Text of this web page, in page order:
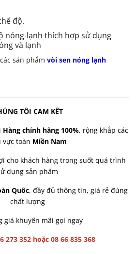
độ.
nóng-lạnh thích hợp sử dụng
và lạnh
sản phẩm vòi sen nóng lạnh
TÔI CAM KẾT
Hàng chính hãng 100%, rộng khắp các
vực toàn Miền Nam
cho khách hàng trong suốt quá trình
dụng sản phẩm
Quốc, đầy đủ thông tin, giá rẻ đúng
chất lượng
giá khuyến mãi gọi ngay
273 352 hoặc 08 66 835 368